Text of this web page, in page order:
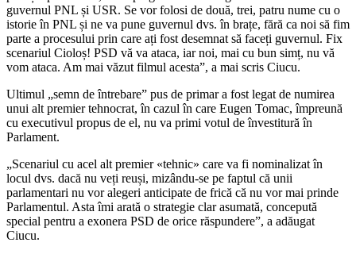
guvernul PNL și USR. Se vor folosi de două, trei, patru nume cu o
istorie în PNL și ne va pune guvernul dvs. în brațe, fără ca noi să fim
parte a procesului prin care ați fost desemnat să faceți guvernul. Fix
scenariul Cioloș! PSD vă va ataca, iar noi, mai cu bun simț, nu vă
vom ataca. Am mai văzut filmul acesta”, a mai scris Ciucu.
Ultimul „semn de întrebare” pus de primar a fost legat de numirea
unui alt premier tehnocrat, în cazul în care Eugen Tomac, împreună
cu executivul propus de el, nu va primi votul de învestitură în
Parlament.
„Scenariul cu acel alt premier «tehnic» care va fi nominalizat în
locul dvs. dacă nu veți reuși, mizându-se pe faptul că unii
parlamentari nu vor alegeri anticipate de frică că nu vor mai prinde
Parlamentul. Asta îmi arată o strategie clar asumată, concepută
special pentru a exonera PSD de orice răspundere”, a adăugat
Ciucu.